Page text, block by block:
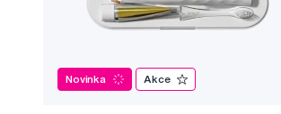
Novinka Akce